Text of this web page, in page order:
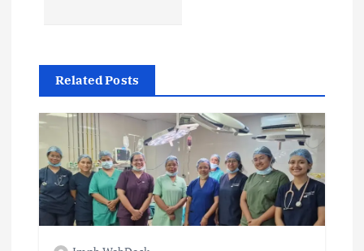
g
a
t
Related Posts